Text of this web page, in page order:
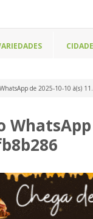
de 2025-10-10 à(s)